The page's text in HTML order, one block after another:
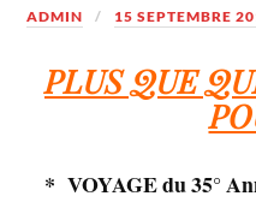
ADMIN 15 SEPTEMBRE
PLUS QUE
* VOYAGE du 35°